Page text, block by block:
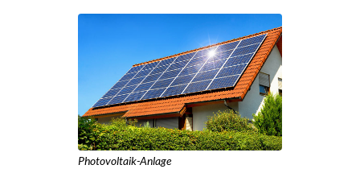
Photovoltaik-Anlage